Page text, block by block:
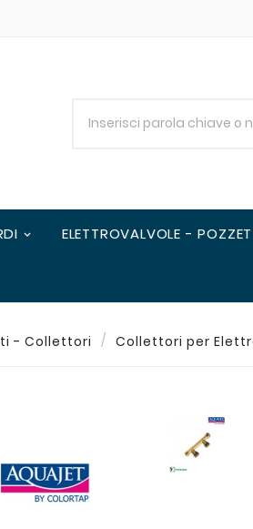
ELETTROVALVOLE -
- Collettori Collettori per